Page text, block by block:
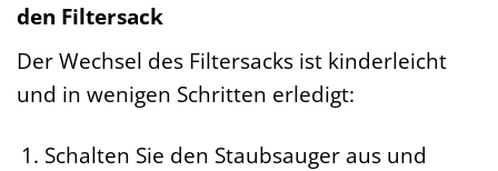
den Filtersack
Der Wechsel des Filtersacks ist kinderleicht
und in wenigen Schritten erledigt:
Schalten Sie den Staubsauger aus und